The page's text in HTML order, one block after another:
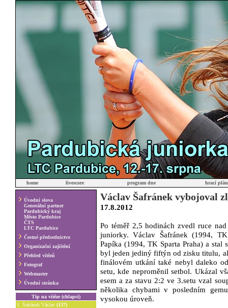
home livescore program dne hrací
Úvodní slova
Generální partner
Pardubický kraj
Město Pardubice
ČTS
LTC Pardubice
Čestné předsednictvo
Organizační zajištění
Přehled vítězů
Fotograf
Webmaster
Úvodní stránka
Tip na vítěze (chlapci)
1. Šafránek Václav (137)
Václav Šafránek vybojoval
17.8.2012
Po téměř 2,5 hodinách zvedl ruce
juniorky. Václav Šafránek (1994,
Papíka (1994, TK Sparta Praha) a
byl jeden jediný fiftýn od zisku titulu,
finálovém utkání také nebyl daleko
setu, kde neproměnil setbol. Ukázal
esem a za stavu 2:2 ve 3.setu vzal
několika chybami v posledním
vysokou úroveň.